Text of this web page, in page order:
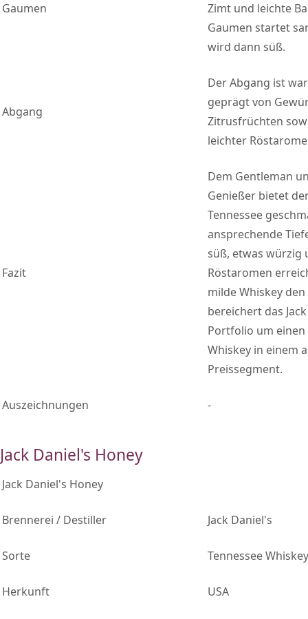
Gaumen
Zimt und leichte
Gaumen startet
wird dann süß.
Abgang
Der Abgang ist
geprägt von
Zitrusfrüchten
leichter
Fazit
Dem Gentleman
Genießer bietet
Tennessee
ansprechende
süß, etwas würzig
Röstaromen
milde Whiskey
bereichert das
Portfolio um
Whiskey in einem
Preissegment.
Auszeichnungen -
Jack Daniel's Honey
Jack Daniel's Honey
Brennerei / Destiller Jack Daniel's
Sorte Tennessee Whiskey
Herkunft USA